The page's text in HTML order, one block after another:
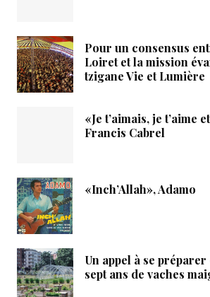
Pour un consensus
Loiret et la mission
tzigane Vie et Lumière
«Je t’aimais, je t’aime
Francis Cabrel
«Inch’Allah», Adamo
Un appel à se
sept ans de vaches